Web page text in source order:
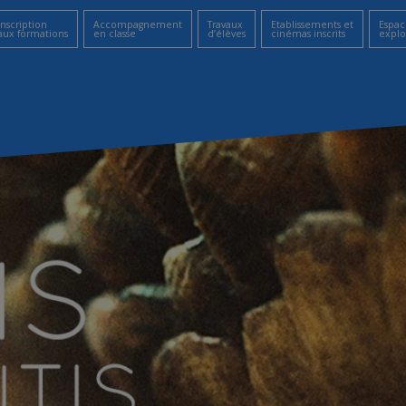
formations
Accompagnement
en classe
Travaux
d’élèves
Etablissements et
cinémas inscrits